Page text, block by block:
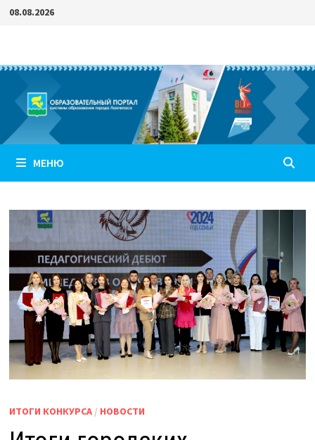
Перейти
08.08.2026
МЕНЮ
ИТОГИ КОНКУРСА/ НОВОСТИ